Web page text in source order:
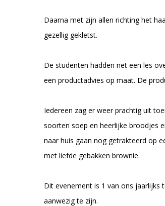
Daarna met zijn allen richting het
gezellig gekletst.
De studenten hadden net een les
een productadvies op maat. De
Iedereen zag er weer prachtig uit
soorten soep en heerlijke broodjes
naar huis gaan nog getrakteerd op
met liefde gebakken brownie.
Dit evenement is 1 van ons jaarlijks
aanwezig te zijn.